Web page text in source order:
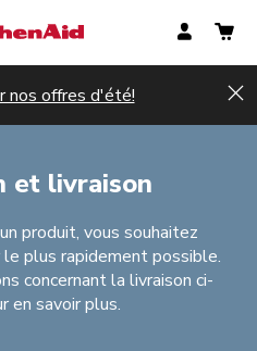
nos offres d'été!
et livraison
produit, vous souhaitez
plus rapidement possible.
concernant la livraison ci-
en savoir plus.